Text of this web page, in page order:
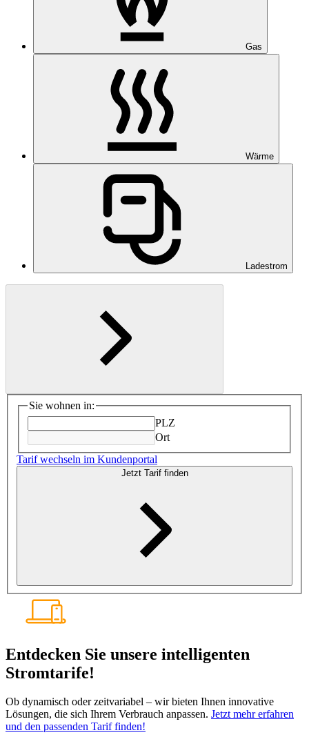
Gas
Wärme
Ladestrom
Sie wohnen in:
PLZ
Ort
Tarif wechseln im Kundenportal
Jetzt Tarif finden
Entdecken Sie unsere intelligenten
Stromtarife!
Ob dynamisch oder zeitvariabel – wir bieten Ihnen innovative
Lösungen, die sich Ihrem Verbrauch anpassen. Jetzt mehr erfahren
und den passenden Tarif finden!